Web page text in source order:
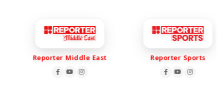
Reporter Middle East Reporter Sports